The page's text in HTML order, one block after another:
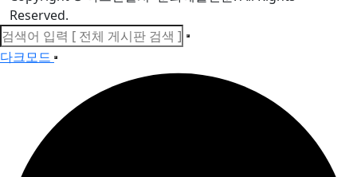
Reserved.
다크모드